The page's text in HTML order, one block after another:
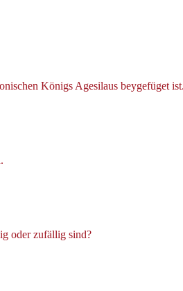
Königs Agesilaus beygefüget
oder zufällig sind?